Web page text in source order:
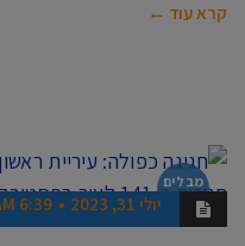
קרא עוד ←
מבלים
בראשון יולי 31, 2023 6:39 AM